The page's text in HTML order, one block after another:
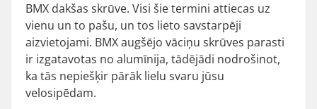
BMX dakšas skrūve. Visi šie termini attiecas uz
vienu un to pašu, un tos lieto savstarpēji
aizvietojami. BMX augšējo vāciņu skrūves parasti
ir izgatavotas no alumīnija, tādējādi nodrošinot,
ka tās nepiešķir pārāk lielu svaru jūsu
velosipēdam.